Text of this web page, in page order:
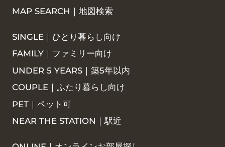
MAP SEARCH｜地図検索
SINGLE｜ひとり暮らし向け
FAMILY｜ファミリー向け
UNDER 5 YEARS｜築5年以内
COUPLE｜ふたり暮らし向け
PET｜ペット可
NEAR THE STATION｜駅近